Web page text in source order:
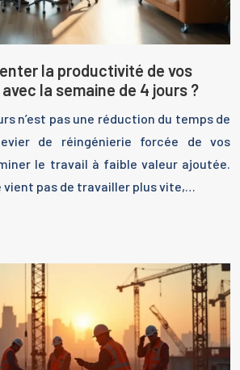
la productivité de vos
la semaine de 4 jours ?
n’est pas une réduction du temps de
de réingénierie forcée de vos
le travail à faible valeur ajoutée.
vient pas de travailler plus vite,…